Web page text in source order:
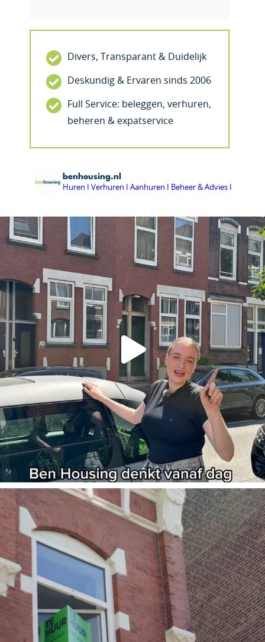
Divers, Transparant & Duidelijk
Deskundig & Ervaren sinds 2006
Full Service: beleggen, verhuren,
beheren & expatservice
benhousing.nl
Huren I Verhuren I Aanhuren I Beheer & Advies I